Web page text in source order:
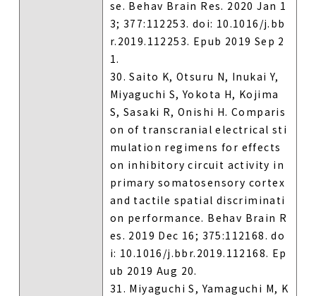
se. Behav Brain Res. 2020 Jan 1
3; 377:112253. doi: 10.1016/j.bb
r.2019.112253. Epub 2019 Sep 2
1.
30. Saito K, Otsuru N, Inukai Y,
Miyaguchi S, Yokota H, Kojima
S, Sasaki R, Onishi H. Comparis
on of transcranial electrical sti
mulation regimens for effects
on inhibitory circuit activity in
primary somatosensory cortex
and tactile spatial discriminati
on performance. Behav Brain R
es. 2019 Dec 16; 375:112168. do
i: 10.1016/j.bbr.2019.112168. Ep
ub 2019 Aug 20.
31. Miyaguchi S, Yamaguchi M, K